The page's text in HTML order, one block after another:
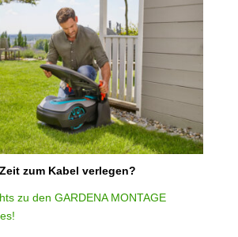
zum Kabel verlegen?
zu den GARDENA MONTAGE